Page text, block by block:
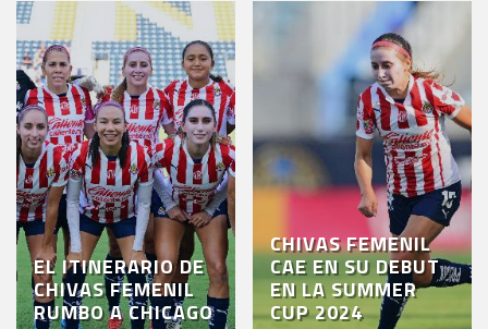
EL ITINERARIO DE
CHIVAS FEMENIL
RUMBO A CHICAGO
CHIVAS FEMENIL
CAE EN SU DEBUT
EN LA SUMMER
CUP 2024